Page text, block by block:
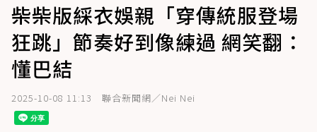
柴柴版綵衣娛親「穿傳統服登場
狂跳」節奏好到像練過 網笑翻：
懂巴結
2025-10-08 11:13 聯合新聞網／Nei Nei